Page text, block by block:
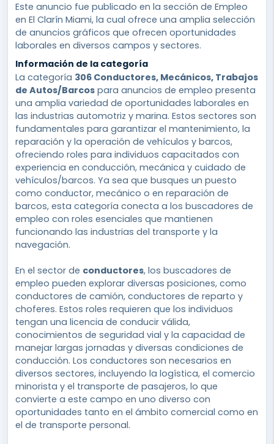
Este anuncio fue publicado en la sección de Empleo
en El Clarín Miami, la cual ofrece una amplia selección
de anuncios gráficos que ofrecen oportunidades
laborales en diversos campos y sectores.
Información de la categoría
La categoría 306 Conductores, Mecánicos, Trabajos
de Autos/Barcos para anuncios de empleo presenta
una amplia variedad de oportunidades laborales en
las industrias automotriz y marina. Estos sectores son
fundamentales para garantizar el mantenimiento, la
reparación y la operación de vehículos y barcos,
ofreciendo roles para individuos capacitados con
experiencia en conducción, mecánica y cuidado de
vehículos/barcos. Ya sea que busques un puesto
como conductor, mecánico o en reparación de
barcos, esta categoría conecta a los buscadores de
empleo con roles esenciales que mantienen
funcionando las industrias del transporte y la
navegación.
En el sector de conductores, los buscadores de
empleo pueden explorar diversas posiciones, como
conductores de camión, conductores de reparto y
choferes. Estos roles requieren que los individuos
tengan una licencia de conducir válida,
conocimientos de seguridad vial y la capacidad de
manejar largas jornadas y diversas condiciones de
conducción. Los conductores son necesarios en
diversos sectores, incluyendo la logística, el comercio
minorista y el transporte de pasajeros, lo que
convierte a este campo en uno diverso con
oportunidades tanto en el ámbito comercial como en
el de transporte personal.